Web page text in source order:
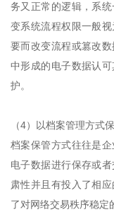
务又正常的逻辑，系
变系统流程权限一般
要而改变流程或篡改
中形成的电子数据认
护。
（4）以档案管理方式
档案保管方式往往是
电子数据进行保存或
肃性并且有投入了相
了对网络交易秩序稳定